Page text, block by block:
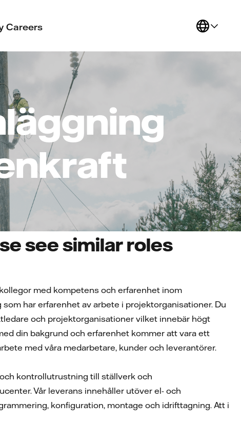
Careers
see similar roles
med kompetens och erfarenhet inom
har erfarenhet av arbete i projektorganisationer. Du
och projektorganisationer vilket innebär högt
din bakgrund och erfarenhet kommer att vara ett
med våra medarbetare, kunder och leverantörer.
kontrollutrustning till ställverk och
Vår leverans innehåller utöver el- och
konfiguration, montage och idrifttagning. Att i